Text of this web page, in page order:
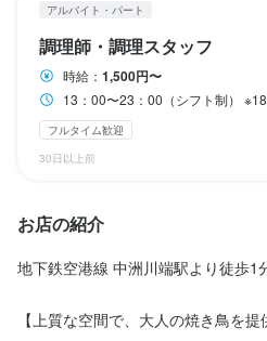
アルバイト・パート
調理師・調理スタッフ
時給： 1,500円〜
13：00〜23：00（シフト制） ※18：00～23：00に入れる方大歓迎！ ダブルワークOK フルタイ
フルタイム歓迎
30日以上前
お店の紹介
地下鉄空港線 中洲川端駅より徒歩1
【上質な空間で、大人の焼き鳥を提
経験のある方には、売上や原価の
お任せします。
未経験の方も安心してください。基
で、無理なく成長できます。
【具体的な仕事内容】
・アルバイトスタッフの指導やシフ
・売上や原価の管理
・WebサイトやSNSの更新
お客様対応やメニュー開発、販促活
未経験の方も安心です。研修を通
から丁寧に学べます。
目の前のお客様に喜んでもらえる
してぜひ体験してください。
「人と話すのが好き」「お酒に詳し
将来的に管理職を目指したい方も歓
当社は現在12店舗を展開しており
当店は、生産者から直接仕入れる
の質に徹底してこだわった大人向
ッチンのため、お客様の反応を間
大きな魅力です。
スタッフ同士が立場に関係なく意
ながら働けるお店を、私たちと一緒
当社は現在12店舗を展開しており
当店は、生産者から直接仕入れる
の質に徹底してこだわった大人向
ッチンのため、お客様の反応を間
大きな魅力です。
経験豊富な料理長がしっかりサポ
将来的に管理職を目指したい方も大
当社は現在12店舗を展開しており
ホールでの接客を中心に、お客様
す。
未経験の方も安心してください。
修を通して丁寧に一から学べます。
アルバイトスタッフのほとんどは未
経験者の方には、より多くの業務を
チャレンジしていただきます。
業務量やスキルに応じて、時給でし
【具体的な業務内容】
これまで飲食店などで調理経験が
して活躍できます。スキルや実績
などの条件面にも反映します。
経験の少ない方は、最初は調理補
れます。
この仕事のおすすめポイン
【ライフスタイルに合わせた柔軟な